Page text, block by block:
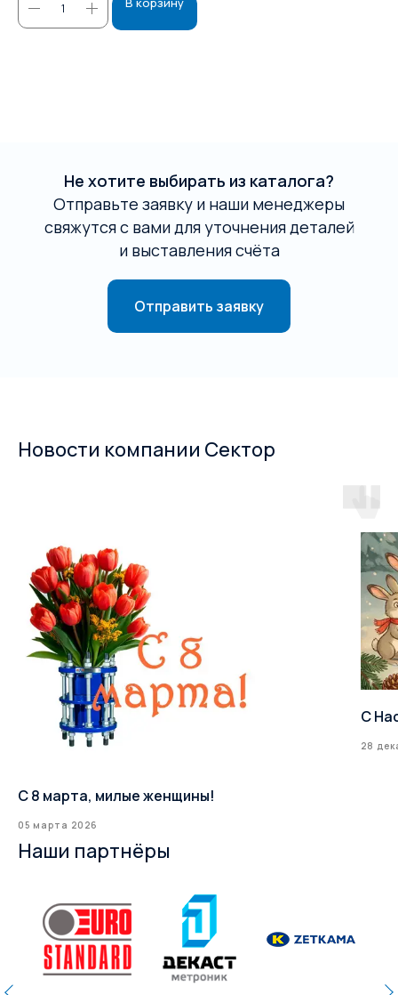
Не хотите выбирать из каталога?
Отправьте заявку и наши менеджеры
свяжутся с вами для уточнения деталей
и выставления счёта
Отправить заявку
Новости компании Сектор
С 8 марта, милые женщины!
05 марта 2026
С
28
Наши партнёры